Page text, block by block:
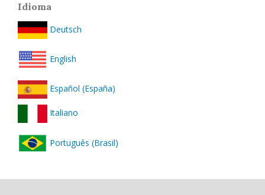
Idioma
Deutsch
English
Español (España)
Italiano
Português (Brasil)